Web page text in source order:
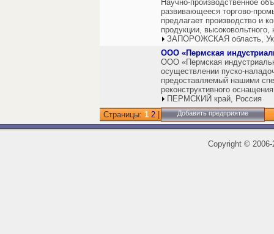
Научно-производственное
развивающееся торгово-
предлагает производство и
продукции, высоковольтного,
ЗАПОРОЖСКАЯ область,
ООО «Пермская
ООО «Пермская
осуществлении пуско-
предоставляемый нашими
реконструктивного
ПЕРМСКИЙ край, Россия
Страницы: 1 2 Добавить предприятие
Copyright ©